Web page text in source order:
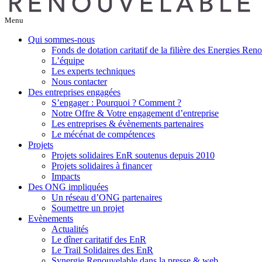
Menu
Qui sommes-nous
Fonds de dotation caritatif de la filière des Energies
L’équipe
Les experts techniques
Nous contacter
Des entreprises engagées
S’engager : Pourquoi ? Comment ?
Notre Offre & Votre engagement d’entreprise
Les entreprises & évènements partenaires
Le mécénat de compétences
Projets
Projets solidaires EnR soutenus depuis 2010
Projets solidaires à financer
Impacts
Des ONG impliquées
Un réseau d’ONG partenaires
Soumettre un projet
Evènements
Actualités
Le dîner caritatif des EnR
Le Trail Solidaires des EnR